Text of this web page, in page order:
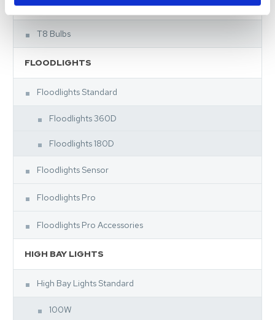
TUBES
T8 Bulbs
FLOODLIGHTS
Floodlights Standard
Floodlights 360D
Floodlights 180D
Floodlights Sensor
Floodlights Pro
Floodlights Pro Accessories
HIGH BAY LIGHTS
High Bay Lights Standard
100W